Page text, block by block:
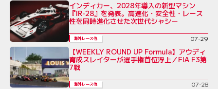
インディカー、2028年導入の新型マシン
『IR-28』を発表。高速化・安全性・レース
性を同時進化させた次世代シャシー
海外レース他 07-29
【WEEKLY ROUND UP Formula】アウディ
育成スレイターが選手権首位浮上／FIA F3第
7戦
海外レース他 07-28